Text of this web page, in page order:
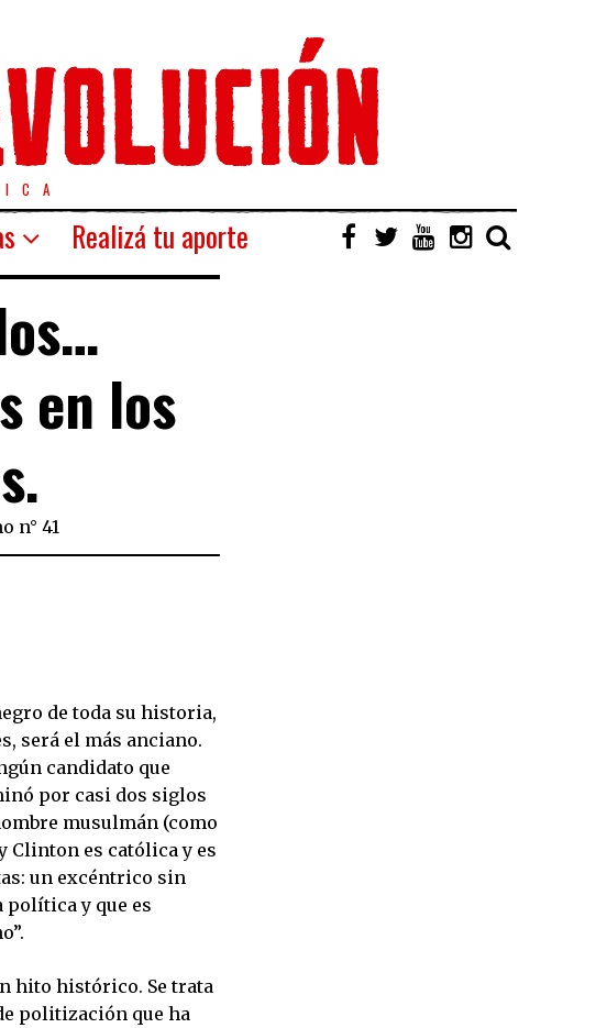
Realizá tu aporte
en los
n° 41
de toda su historia,
será el más anciano.
candidato que
por casi dos siglos
musulmán (como
Clinton es católica y es
un excéntrico sin
y que es
hito histórico. Se trata
politización que ha